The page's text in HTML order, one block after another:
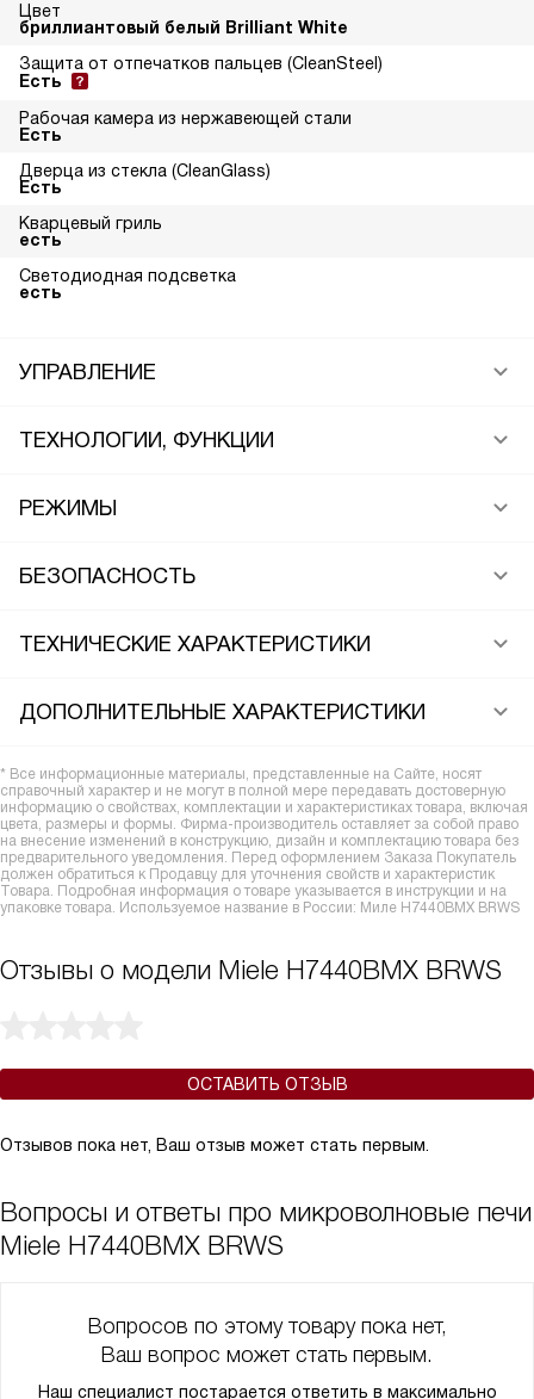
Цвет
бриллиантовый белый Brilliant White
Защита от отпечатков пальцев (CleanSteel)
Есть
Рабочая камера из нержавеющей стали
Есть
Дверца из стекла (CleanGlass)
Есть
Кварцевый гриль
есть
Светодиодная подсветка
есть
УПРАВЛЕНИЕ
ТЕХНОЛОГИИ, ФУНКЦИИ
РЕЖИМЫ
БЕЗОПАСНОСТЬ
ТЕХНИЧЕСКИЕ ХАРАКТЕРИСТИКИ
ДОПОЛНИТЕЛЬНЫЕ ХАРАКТЕРИСТИКИ
* Все информационные материалы, представленные на Сайте, носят
справочный характер и не могут в полной мере передавать достоверную
информацию о свойствах, комплектации и характеристиках товара, включая
цвета, размеры и формы. Фирма-производитель оставляет за собой право
на внесение изменений в конструкцию, дизайн и комплектацию товара без
предварительного уведомления. Перед оформлением Заказа Покупатель
должен обратиться к Продавцу для уточнения свойств и характеристик
Товара. Подробная информация о товаре указывается в инструкции и на
упаковке товара. Используемое название в России: Миле H7440BMX BRWS
Отзывы о модели Miele H7440BMX BRWS
ОСТАВИТЬ ОТЗЫВ
Отзывов пока нет, Ваш отзыв может стать первым.
Вопросы и ответы про микроволновые печи
Miele H7440BMX BRWS
Вопросов по этому товару пока нет,
Ваш вопрос может стать первым.
Наш специалист постарается ответить в максимально